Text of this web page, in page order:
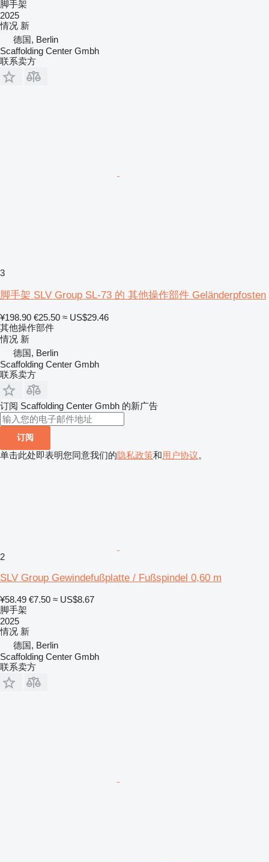
脚手架
2025
情况 新
德国, Berlin
Scaffolding Center Gmbh
联系卖方
3
脚手架 SLV Group SL-73 的 其他操作部件 Geländerpfosten
¥198.90 €25.50 ≈ US$29.46
其他操作部件
情况 新
德国, Berlin
Scaffolding Center Gmbh
联系卖方
订阅 Scaffolding Center Gmbh 的新广告
订阅
单击此处即表明您同意我们的隐私政策和用户协议。
2
SLV Group Gewindefußplatte / Fußspindel 0,60 m
¥58.49 €7.50 ≈ US$8.67
脚手架
2025
情况 新
德国, Berlin
Scaffolding Center Gmbh
联系卖方